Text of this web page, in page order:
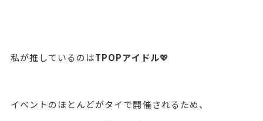
私が推しているのはTPOPアイドル💖
イベントのほとんどがタイで開催されるため、